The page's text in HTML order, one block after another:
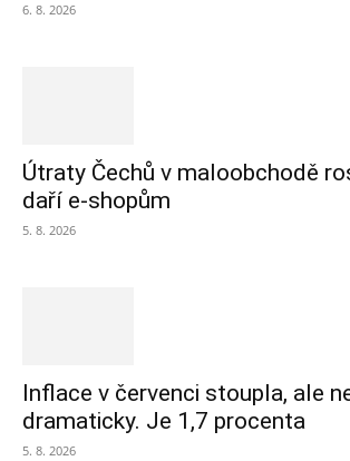
6. 8. 2026
Útraty Čechů v maloobchodě
daří e-shopům
5. 8. 2026
Inflace v červenci stoupla, ale
dramaticky. Je 1,7 procenta
5. 8. 2026